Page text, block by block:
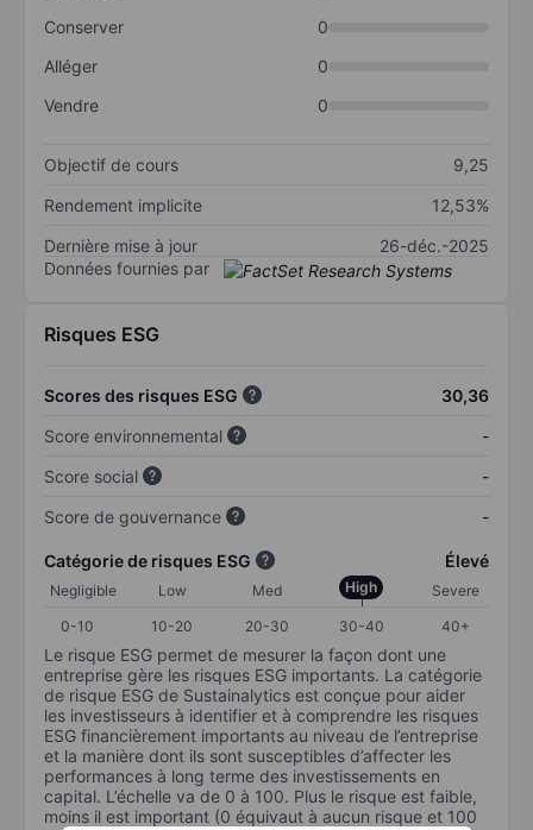
Conserver
0
Alléger
0
Vendre
0
Objectif de cours
9,25
Rendement implicite
12,53%
Dernière mise à jour
26-déc.-2025
Données fournies par
Risques ESG
Scores des risques ESG
30,36
Score environnemental
-
Score social
-
Score de gouvernance
-
Catégorie de risques ESG Élevé
Negligible Low Med High
Severe
0-10
10-20 20-30 30-40 40+
Le risque ESG permet de mesurer la façon dont une
entreprise gère les risques ESG importants. La catégorie
de risque ESG de Sustainalytics est conçue pour aider
les investisseurs à identifier et à comprendre les risques
ESG financièrement importants au niveau de l’entreprise
et la manière dont ils sont susceptibles d’affecter les
performances à long terme des investissements en
capital. L’échelle va de 0 à 100. Plus le risque est faible,
moins il est important (0 équivaut à aucun risque et 100